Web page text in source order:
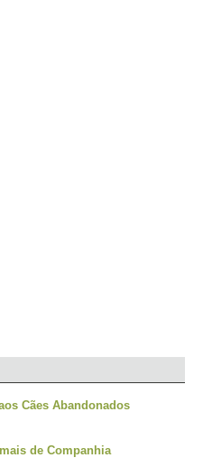
Cães Abandonados
de Companhia